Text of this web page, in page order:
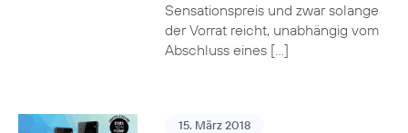
Sensationspreis und zwar solange
der Vorrat reicht, unabhängig vom
Abschluss eines […]
15. März 2018